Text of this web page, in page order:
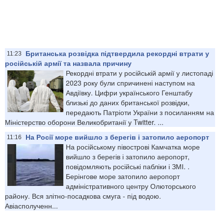
11:23
Британська розвідка підтвердила рекордні втрати у
російській армії та назвала причину
Рекордні втрати у російській армії у листопаді
2023 року були спричинені наступом на
Авдіївку. Цифри українського Генштабу
близькі до даних британської розвідки,
передають Патріоти України з посиланням на
Міністерство оборони Великобританії у Twitter. ...
11:16
На Росії море вийшло з берегів і затопило аеропорт
На російському півострові Камчатка море
вийшло з берегів і затопило аеропорт,
повідомляють російські пабліки і ЗМІ. .
Берінгове море затопило аеропорт
адміністративного центру Олюторського
району. Вся злітно-посадкова смуга - під водою.
Авіасполученн...